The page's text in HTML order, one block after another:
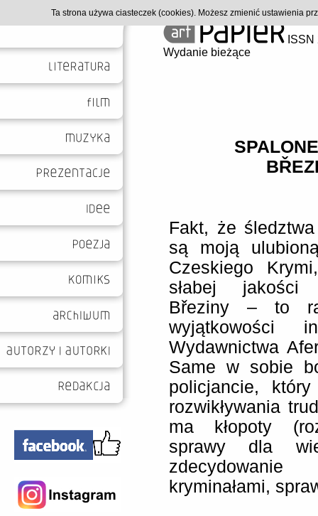
Wydanie bieżące
Fakt, że
są moją
Czeskiego
słabej
Březiny – to
wyjątkowości
Wydawnictwa
Same w sobie
policjancie,
rozwikływania
ma kłopoty
sprawy dla
kryminałami,
Ta strona używa ciasteczek (cookies). Możesz zmienić ustawienia